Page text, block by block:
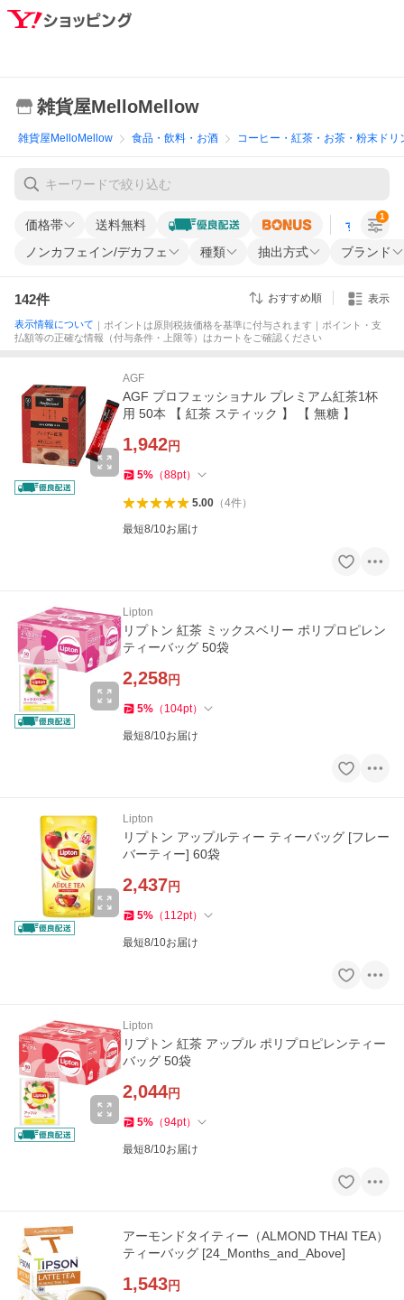
雑貨屋MelloMellow
雑貨屋MelloMellow 食品・飲料・お酒 コーヒー・紅茶・お茶・粉末ドリ
価格帯 送料無料 すべての条
ノンカフェイン/デカフェ 種類 抽出方式 ブランド
1
142件 おすすめ順 表示
表示情報について ｜ポイントは原則税抜価格を基準に付与されます｜ポイント・支
払額等の正確な情報（付与条件・上限等）はカートをご確認ください
AGF
AGF プロフェッショナル プレミアム紅茶1杯
用 50本 【 紅茶 スティック 】 【 無糖 】
1,942円
5% （88pt）
5.00（4件）
最短8/10お届け
Lipton
リプトン 紅茶 ミックスベリー ポリプロピレン
ティーバッグ 50袋
2,258円
5% （ 104pt）
最短8/10お届け
Lipton
リプトン アップルティー ティーバッグ [フレー
バーティー] 60袋
2,437円
5% （ 112pt）
最短8/10お届け
Lipton
リプトン 紅茶 アップル ポリプロピレンティー
バッグ 50袋
2,044円
5% （94pt）
最短8/10お届け
アーモンドタイティー（ALMOND THAI TEA）
ティーバッグ [24_Months_and_Above]
1,543円